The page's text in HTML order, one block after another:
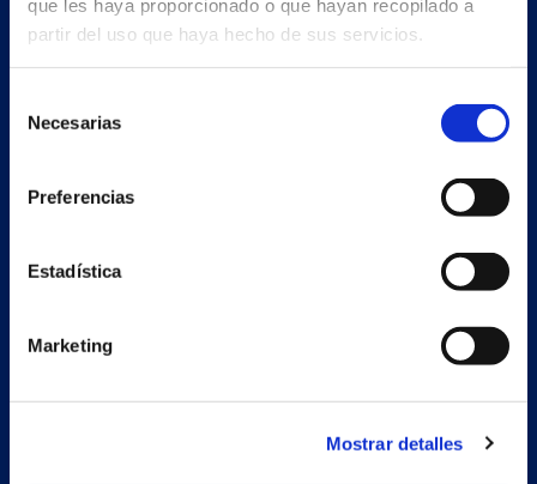
que les haya proporcionado o que hayan recopilado a
partir del uso que haya hecho de sus servicios.
Necesarias
Preferencias
Estadística
Marketing
Mostrar detalles
Vilar de Infesta 36815
Pontevedra - España
+34 986 226 622